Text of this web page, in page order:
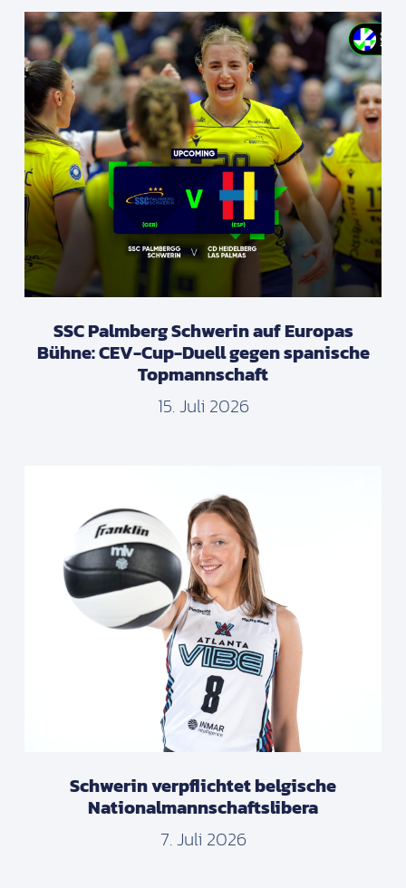
SSC Palmberg Schwerin auf Europas
Bühne: CEV-Cup-Duell gegen spanische
Topmannschaft
15. Juli 2026
Schwerin verpflichtet belgische
Nationalmannschaftslibera
7. Juli 2026